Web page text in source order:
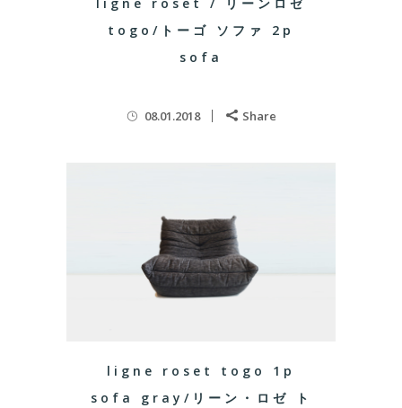
togo/トーゴ ソファ 2p
sofa
08.01.2018 Share
ligne roset togo 1p
sofa gray/リーン・ロゼ ト